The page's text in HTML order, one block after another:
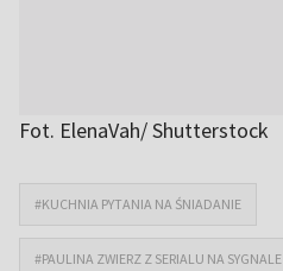
Fot. ElenaVah/ Shutterstock
#KUCHNIA PYTANIA NA ŚNIADANIE
#PAULINA ZWIERZ Z SERIALU NA SYGNALE